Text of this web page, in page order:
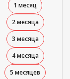
1 месяц
2 месяца
3 месяца
4 месяца
5 месяцев